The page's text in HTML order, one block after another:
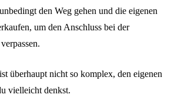
den Weg gehen und die eigenen
um den Anschluss bei der
überhaupt nicht so komplex, den eigenen
vielleicht denkst.